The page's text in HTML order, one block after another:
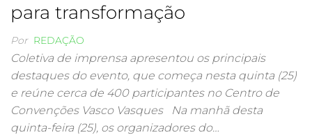
para transformação
Por REDAÇÃO
Coletiva de imprensa apresentou os principais
destaques do evento, que começa nesta quinta (25)
e reúne cerca de 400 participantes no Centro de
Convenções Vasco Vasques Na manhã desta
quinta-feira (25), os organizadores do…